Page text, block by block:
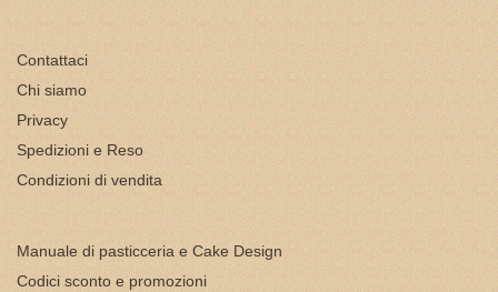
Contattaci
Chi siamo
Privacy
Spedizioni e Reso
Condizioni di vendita
Manuale di pasticceria e Cake Design
Codici sconto e promozioni